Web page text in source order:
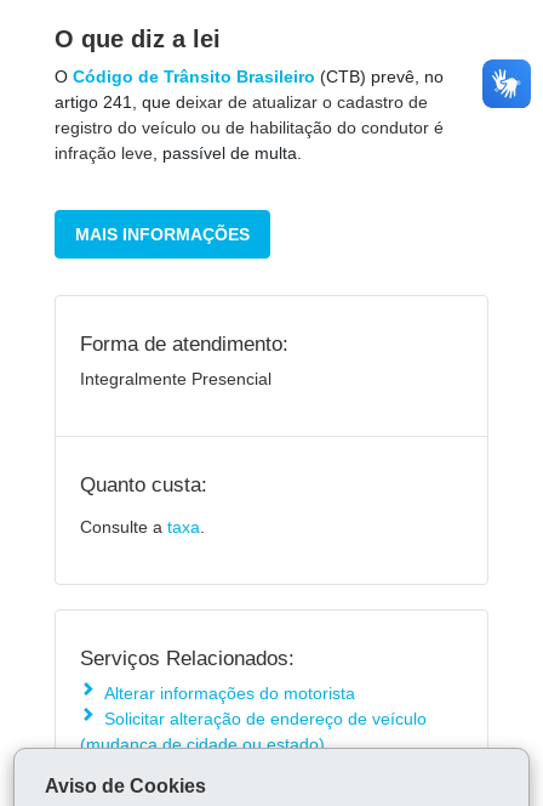
O que diz a lei
O Código de Trânsito Brasileiro (CTB) prevê, no
artigo 241, que deixar de atualizar o cadastro de
registro do veículo ou de habilitação do condutor é
infração leve , passível de multa.
MAIS INFORMAÇÕES
Forma de atendimento:
Integralmente Presencial
Quanto custa:
Consulte a taxa
Serviços Relacionados:
Alterar informações do motorista
Solicitar alteração de endereço de veículo
(mudança de cidade ou estado)
com leasing (mudança de estado)
Aviso de Cookies